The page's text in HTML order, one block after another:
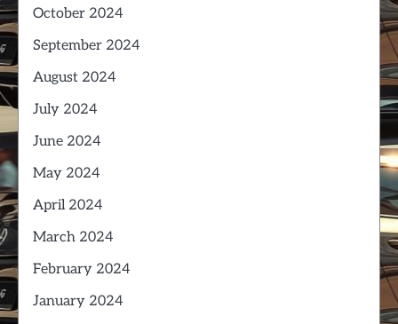
October 2024
September 2024
August 2024
July 2024
June 2024
May 2024
April 2024
March 2024
February 2024
January 2024